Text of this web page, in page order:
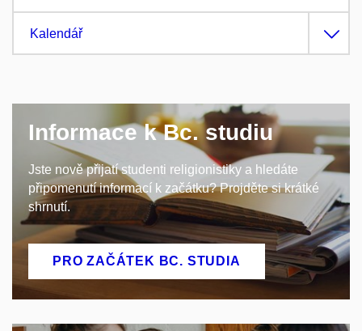
Kalendář
Informace k Bc. studiu
Jste nově přijatí studenti religionistiky a hledáte
připomenutí informací k začátku? Projděte si krátké
shrnutí.
PRO ZAČÁTEK BC. STUDIA